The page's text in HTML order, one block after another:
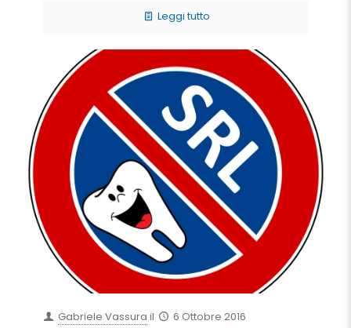
Leggi tutto
Gabriele Vassura il 6 Ottobre 2016